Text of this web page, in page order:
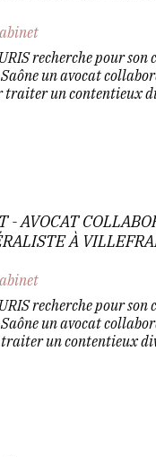
recherche pour son
un avocat
un contentieux
- AVOCAT
À
recherche pour son
un avocat
un contentieux